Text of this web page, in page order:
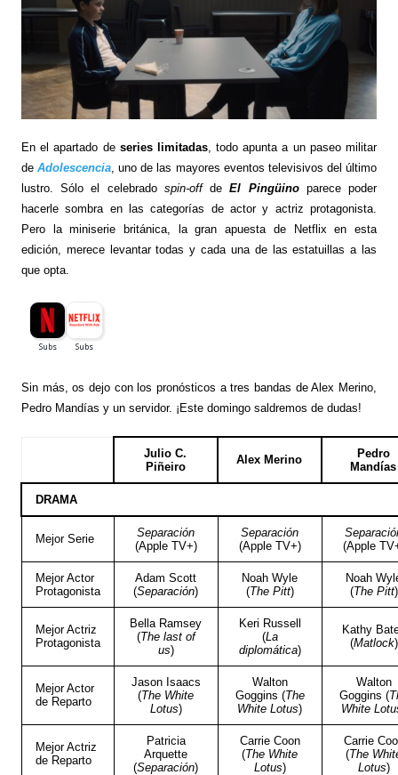
En el apartado de series limitadas, todo apunta a un paseo militar
deAdolescencia , uno de las mayores eventos televisivos del último
lustro. Sólo el celebrado spin-offdeEl Pingüinoparece poder
hacerle sombra en las categorías de actor y actriz protagonista.
Pero la miniserie británica, la gran apuesta de Netflix en esta
edición, merece levantar todas y cada una de las estatuillas a las
que opta.
Sin más, os dejo con los pronósticos a tres bandas de Alex Merino,
Pedro Mandías y un servidor. ¡Este domingo saldremos de dudas!
Julio C.
Piñeiro
Alex Merino
Pedro
Mandías
DRAMA
Mejor Serie
Separación
(Apple TV+)
Separación
(Apple TV+)
(Apple
Mejor Actor
Protagonista
Adam Scott
(Separación)
Noah Wyle
(The Pitt)
Noah
(The Pitt)
Mejor Actriz
Protagonista
Bella Ramsey
(The last of
us)
Keri Russell
(La
diplomática)
Kathy
(Matlock)
Mejor Actor
de Reparto
Jason Isaacs
(The White
Lotus)
Walton
Goggins (The
White Lotus)
Walton
Goggins (
White
Mejor Actriz
de Reparto
Patricia
Arquette
(Separación)
Carrie Coon
(The White
Lotus)
Carrie
(The
Lotus)